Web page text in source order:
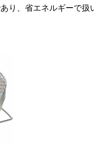
り、省エネルギーで扱